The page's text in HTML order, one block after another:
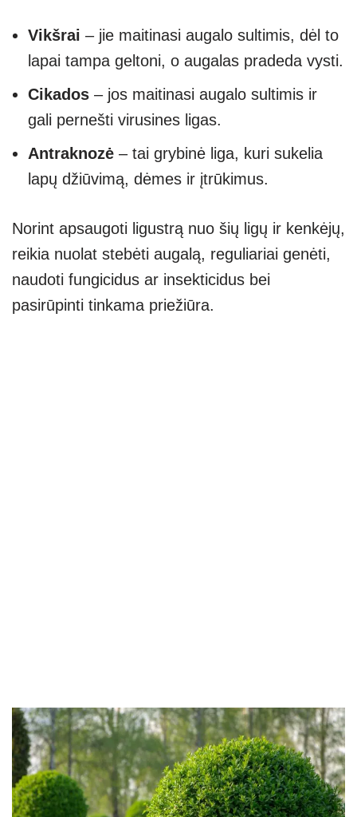
Vikšrai – jie maitinasi augalo sultimis, dėl to
lapai tampa geltoni, o augalas pradeda vysti.
Cikados – jos maitinasi augalo sultimis ir
gali pernešti virusines ligas.
Antraknozė – tai grybinė liga, kuri sukelia
lapų džiūvimą, dėmes ir įtrūkimus.
Norint apsaugoti ligustrą nuo šių ligų ir kenkėjų,
reikia nuolat stebėti augalą, reguliariai genėti,
naudoti fungicidus ar insekticidus bei
pasirūpinti tinkama priežiūra.